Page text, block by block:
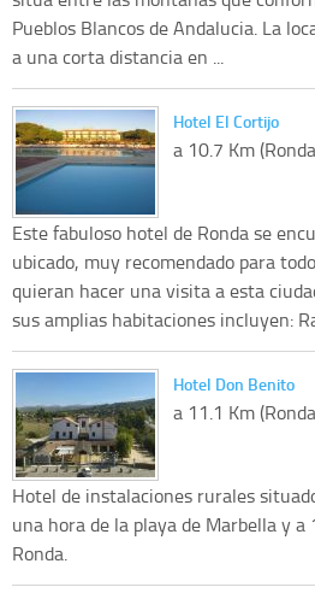
Pueblos Blancos de Andalucia. La
a una corta distancia en ...
Hotel El Cortijo
a 10.7 Km
Este fabuloso hotel de Ronda se
ubicado, muy recomendado para
quieran hacer una visita a esta
sus amplias habitaciones incluyen:
Hotel Don Benito
a 11.1 Km
Hotel de instalaciones rurales
una hora de la playa de Marbella y
Ronda.